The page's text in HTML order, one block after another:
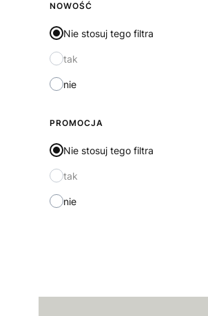
NOWOŚĆ
Nie stosuj tego filtra
tak
nie
PROMOCJA
Nie stosuj tego filtra
tak
nie